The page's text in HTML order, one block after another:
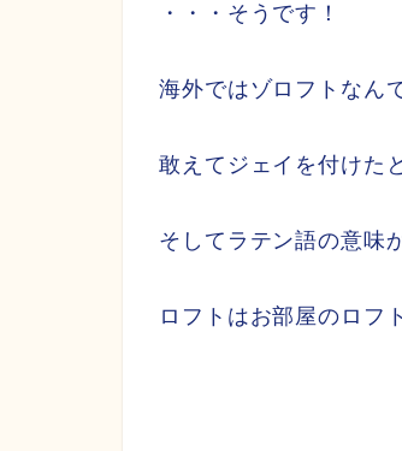
・・・そうです！
海外ではゾロフトなん
敢えてジェイを付けた
そしてラテン語の意味
ロフトはお部屋のロフ